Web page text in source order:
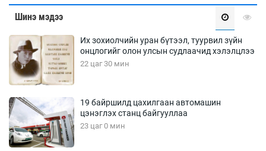
Шинэ мэдээ
Их зохиолчийн уран бүтээл, туурвил зүйн
онцлогийг олон улсын судлаачид хэлэлцлээ
22 цаг 30 мин
19 байршилд цахилгаан автомашин
цэнэглэх станц байгууллаа
23 цаг 0 мин